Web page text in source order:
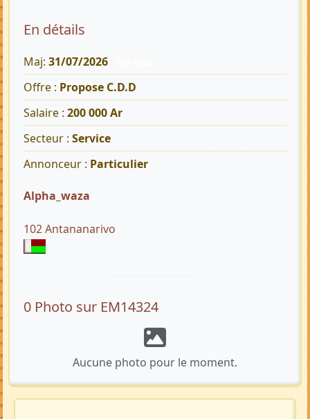
En détails
Maj: 31/07/2026
Offre : Propose C.D.D
Salaire : 200 000 Ar
Secteur : Service
Annonceur : Particulier
Alpha_waza
102 Antananarivo
0 Photo sur EM14324
Aucune photo pour le moment.